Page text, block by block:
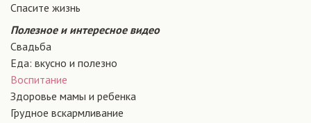
Спасите жизнь
Полезное и интересное видео
Свадьба
Еда: вкусно и полезно
Воспитание
Здоровье мамы и ребенка
Грудное вскармливание